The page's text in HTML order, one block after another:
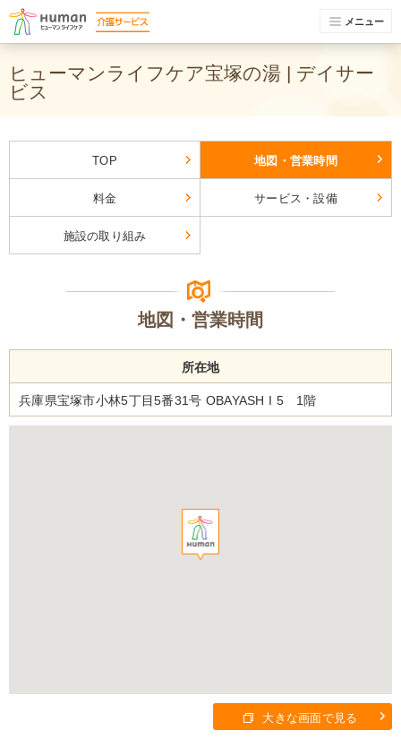
メニュー
ヒューマンライフケア宝塚の湯 | デイサー
ビス
TOP 地図・営業時間
料金 サービス・設備
施設の取り組み
地図・営業時間
所在地
兵庫県宝塚市小林5丁目5番31号 OBAYASH I 5 1階
大きな画面で見る